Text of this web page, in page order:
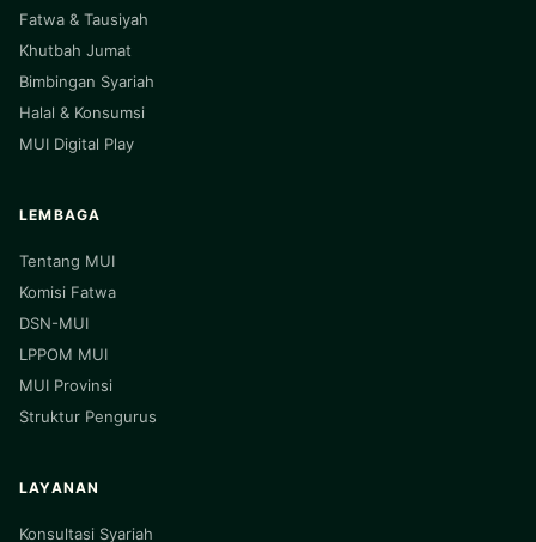
Fatwa & Tausiyah
Khutbah Jumat
Bimbingan Syariah
Halal & Konsumsi
MUI Digital Play
LEMBAGA
Tentang MUI
Komisi Fatwa
DSN-MUI
LPPOM MUI
MUI Provinsi
Struktur Pengurus
LAYANAN
Konsultasi Syariah